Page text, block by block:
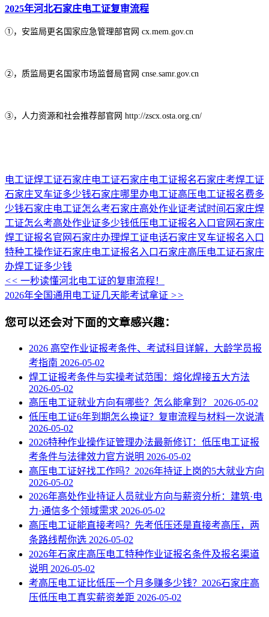
2025年河北石家庄电工证复审流程
①，安监局更名国家应急管理部官网 cx.mem.gov.cn
②，质监局更名️国家市场监督局官网 cnse.samr.gov.cn
③，人力资源和社会推荐部官网 http://zscx.osta.org.cn/
电工证焊工证石家庄电工证石家庄电工证报名石家庄考焊工证
石家庄叉车证多少钱石家庄哪里办电工证高压电工证报名费多
少钱石家庄电工证怎么考石家庄高处作业证考试时间石家庄焊
工证怎么考高处作业证多少钱低压电工证报名入口官网石家庄
焊工证报名官网石家庄办理焊工证电话石家庄叉车证报名入口
特种工操作证石家庄电工证报名入口石家庄高压电工证石家庄
办焊工证多少钱
<< 一秒读懂河北电工证的复审流程！
2026年全国通用电工证几天能考试拿证 >>
您可以还会对下面的文章感兴趣：
2026 高空作业证报考条件、考试科目详解，大龄学员报
考指南 2026-05-02
焊工证报考条件与实操考试范围：熔化焊接五大方法
2026-05-02
高压电工证就业方向有哪些？怎么能拿到？ 2026-05-02
低压电工证6年到期怎么换证？复审流程与材料一次说清
2026-05-02
2026特种作业操作证管理办法最新修订：低压电工证报
考条件与法律效力官方说明 2026-05-02
高压电工证好找工作吗？2026年持证上岗的5大就业方向
2026-05-02
2026年高处作业持证人员就业方向与薪资分析：建筑·电
力·通信多个领域需求 2026-05-02
高压电工证能直接考吗？先考低压还是直接考高压，两
条路线帮你选 2026-05-02
2026年石家庄高压电工特种作业证报名条件及报名渠道
说明 2026-05-02
考高压电工证比低压一个月多赚多少钱？2026石家庄高
压低压电工真实薪资差距 2026-05-02